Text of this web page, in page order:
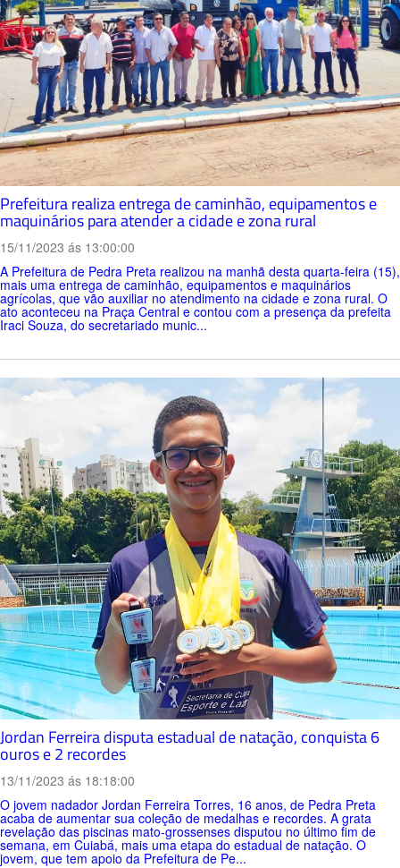
Prefeitura realiza entrega de caminhão, equipamentos e
maquinários para atender a cidade e zona rural
15/11/2023 ás 13:00:00
A Prefeitura de Pedra Preta realizou na manhã desta quarta-feira (15),
mais uma entrega de caminhão, equipamentos e maquinários
agrícolas, que vão auxiliar no atendimento na cidade e zona rural. O
ato aconteceu na Praça Central e contou com a presença da prefeita
Iraci Souza, do secretariado munic...
Jordan Ferreira disputa estadual de natação, conquista 6
ouros e 2 recordes
13/11/2023 ás 18:18:00
O jovem nadador Jordan Ferreira Torres, 16 anos, de Pedra Preta
acaba de aumentar sua coleção de medalhas e recordes. A grata
revelação das piscinas mato-grossenses disputou no último fim de
semana, em Cuiabá, mais uma etapa do estadual de natação. O
jovem, que tem apoio da Prefeitura de Pe...